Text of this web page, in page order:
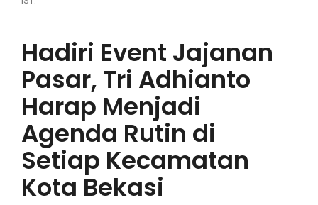
Hadiri Event Jajanan
Pasar, Tri Adhianto
Harap Menjadi
Agenda Rutin di
Setiap Kecamatan
Kota Bekasi